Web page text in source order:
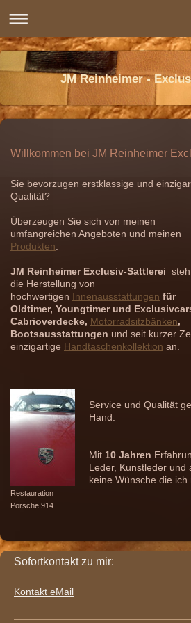
JM Reinheimer -
Willkommen bei JM Reinheimer
Sie bevorzugen erstklassige und
Qualität?
Überzeugen Sie sich von meinen
umfangreichen Angeboten und meinen
Produkten.
JM Reinheimer Exclusiv-Sattlerei
die Herstellung von
hochwertigen Innenausstattungen für
Oldtimer, Youngtimer und
Cabrioverdecke, Motorradsitzbänken,
Bootsausstattungen und seit kurzer
einzigartige Handtaschenkollektion an.
Restauration
Porsche 914
Service und Qualität
Hand.
Mit 10 Jahren
Leder, Kunstleder und
keine Wünsche die
Sofortkontakt zu mir:
Kontakt eMail